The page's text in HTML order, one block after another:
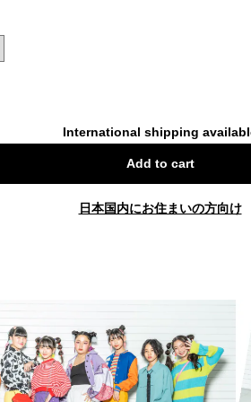
International shipping
Add to cart
日本国内にお住まいの方向け